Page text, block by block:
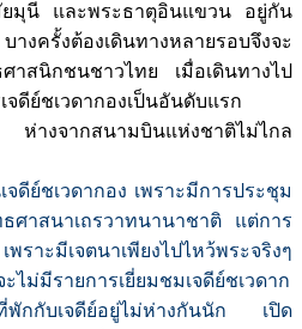
ยมุนี และพระธาตุอินแขวน อยู่กัน
างครั้งต้องเดินทางหลายรอบจึงจะ
สนิกชนชาวไทย เมื่อเดินทางไป
ดีย์ชเวดากองเป็นอันดับแรก
ห่างจากสนามบินแห่งชาติไม่ไกล
วดากอง เพราะมีการประชุม
ศาสนาเถรวาทนานาชาติ แต่การ
ราะมีเจตนาเพียงไปไหว้พระจริงๆ
ไม่มีรายการเยี่ยมชมเจดีย์ชเวดาก
กกับเจดีย์อยู่ไม่ห่างกันนัก เปิด